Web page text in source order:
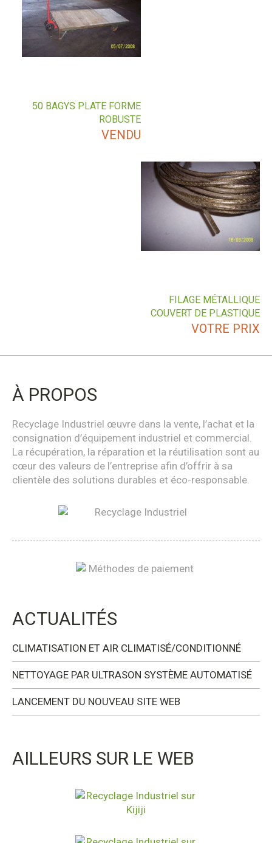
50 BAGYS PLATE FORME
ROBUSTE
VENDU
FILAGE MÉTALLIQUE
COUVERT DE PLASTIQUE
VOTRE PRIX
À PROPOS
Recyclage Industriel œuvre dans la vente, l’achat et la
consignation d’équipement industriel et commercial.
La récupération, la réparation et la réutilisation sont au
cœur des valeurs de l’entreprise afin d’offrir à sa
clientèle des solutions durables et éco-responsable.
ACTUALITÉS
CLIMATISATION ET AIR CLIMATISÉ/CONDITIONNÉ
NETTOYAGE PAR ULTRASON SYSTÈME AUTOMATISÉ
LANCEMENT DU NOUVEAU SITE WEB
AILLEURS SUR LE WEB